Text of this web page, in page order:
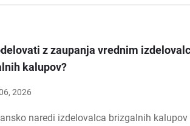
z zaupanja vrednim
kalupov?
2026
naredi izdelovalca brizgalnih kalupov